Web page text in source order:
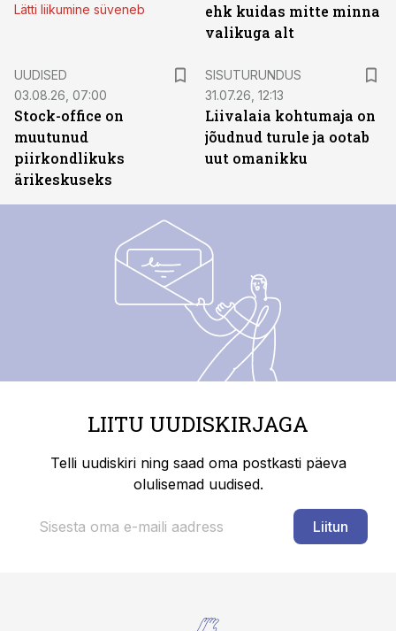
Lätti liikumine süveneb
ehk kuidas mitte minna
valikuga alt
UUDISED
03.08.26, 07:00
Stock-office on
muutunud
piirkondlikuks
ärikeskuseks
SISUTURUNDUS
31.07.26, 12:13
Liivalaia kohtumaja on
jõudnud turule ja ootab
uut omanikku
LIITU UUDISKIRJAGA
Telli uudiskiri ning saad oma postkasti päeva
olulisemad uudised.
Liitun